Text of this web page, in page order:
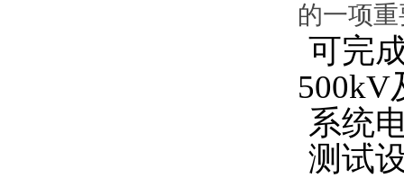
的一项
可完
500kV
系统
测试